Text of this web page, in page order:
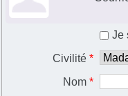
Je
Civilité *
Nom *